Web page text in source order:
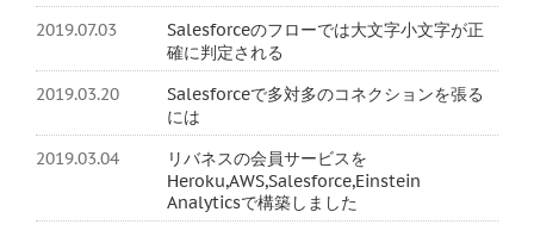
2019.07.03
Salesforceのフローでは大文字小文字が正
確に判定される
2019.03.20
Salesforceで多対多のコネクションを張る
には
2019.03.04
リバネスの会員サービスを
Heroku,AWS,Salesforce,Einstein
Analyticsで構築しました